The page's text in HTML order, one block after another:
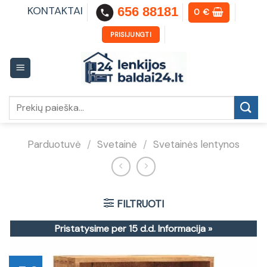
KONTAKTAI 656 88181 0€
PRISIJUNGTI
Parduotuvė / Svetainė / Svetainės lentynos
FILTRUOTI
Pristatysime per 15 d.d.Informacija »